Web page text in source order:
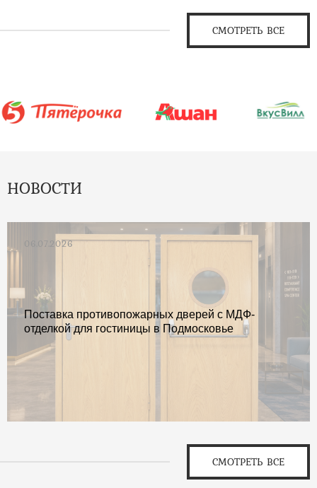
СМОТРЕТЬ ВСЕ
НОВОСТИ
06.07.2026
Поставка противопожарных дверей с МДФ-
отделкой для гостиницы в Подмосковье
СМОТРЕТЬ ВСЕ